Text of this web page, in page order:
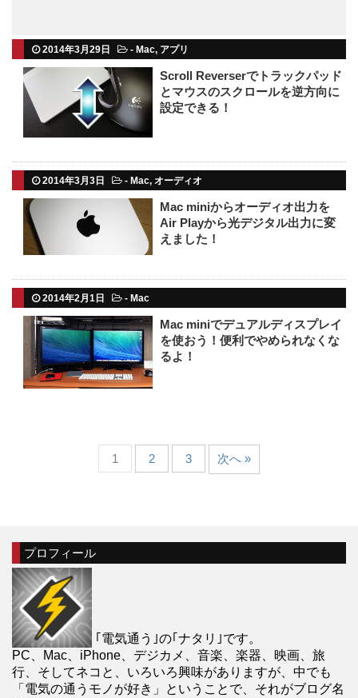
2014年3月29日 - Mac, アプリ
Scroll Reverserでトラックパッド
とマウスのスクロールを逆方向に
設定できる！
2014年3月3日 - Mac, オーディオ
Mac miniからオーディオ出力を
Air Playから光デジタル出力に変
えました！
2014年2月1日 - Mac
Mac miniでデュアルディスプレイ
を使おう！便利でやめられなくな
るよ！
1 2 3 次へ »
プロフィール
｢電気通う｣の｢ナタリ｣です。
PC、Mac、iPhone、デジカメ、音楽、楽器、映画、旅
行、そしてネコと、いろいろ興味がありますが、中でも
「電気の通うモノが好き」ということで、それがブログ名